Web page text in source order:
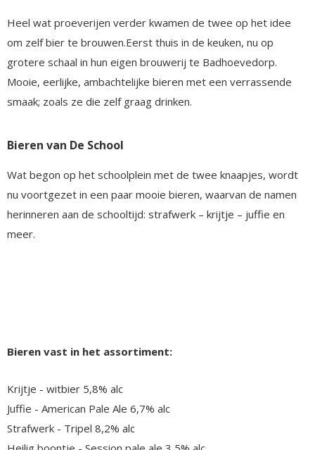
Heel wat proeverijen verder kwamen de twee op het idee
om zelf bier te brouwen.Eerst thuis in de keuken, nu op
grotere schaal in hun eigen brouwerij te Badhoevedorp.
Mooie, eerlijke, ambachtelijke bieren met een verrassende
smaak; zoals ze die zelf graag drinken.
Bieren van De School
Wat begon op het schoolplein met de twee knaapjes, wordt
nu voortgezet in een paar mooie bieren, waarvan de namen
herinneren aan de schooltijd: strafwerk – krijtje – juffie en
meer.
Bieren vast in het assortiment:
Krijtje - witbier 5,8% alc
Juffie - American Pale Ale 6,7% alc
Strafwerk - Tripel 8,2% alc